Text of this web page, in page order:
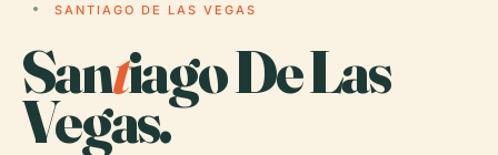
SANTIAGO DE LAS VEGAS
Santiago De Las
Vegas.